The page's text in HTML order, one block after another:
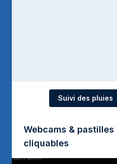
Suivi des pluies
Webcams & pastilles
cliquables